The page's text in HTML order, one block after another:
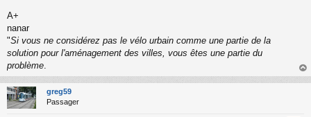
A+
nanar
"Si vous ne considérez pas le vélo urbain comme une partie de la
solution pour l'aménagement des villes, vous êtes une partie du
problème.
au
greg59
Passager